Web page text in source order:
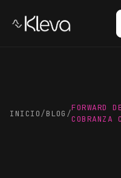
INICIO/BLOG /
FORWARD